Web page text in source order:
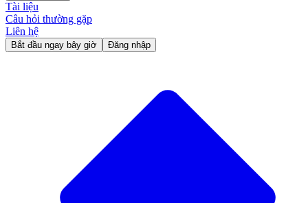
Tài liệu
Câu hỏi thường gặp
Liên hệ
Bắt đầu ngay bây giờ Đăng nhập